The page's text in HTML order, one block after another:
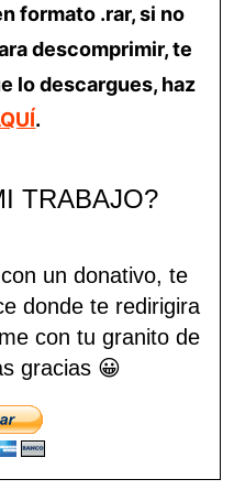
formato .rar, si no
descomprimir, te
lo descargues, haz
.
TRABAJO?
un donativo, te
donde te redirigira
con tu granito de
gracias 😀